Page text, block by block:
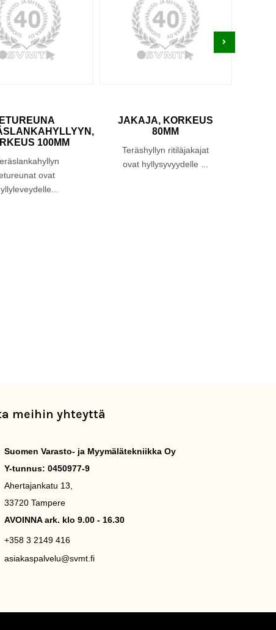
ETUREUNA
100MM
ovat
JAKAJA, KORKEUS
80MM
Teräshyllyn ritiläjakajat
ovat hyllysyvyydelle ...
meihin yhteyttä
Suomen Varasto- ja Myymälätekniikka Oy
Y-tunnus: 0450977-9
Ahertajankatu 13,
33720 Tampere
AVOINNA ark. klo 9.00 - 16.30
+358 3 2149 416
asiakaspalvelu@svmt.fi